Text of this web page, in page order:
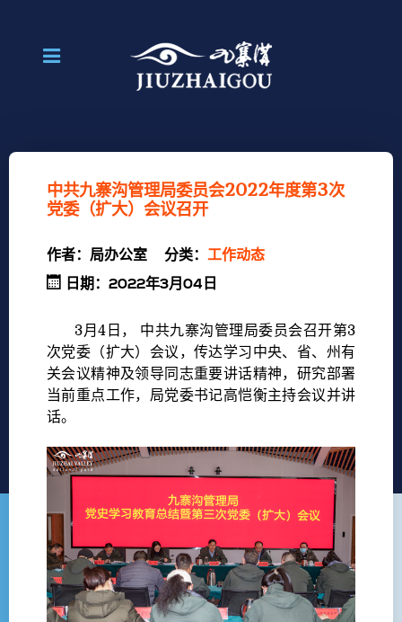
中共九寨沟管理局委员会2022年度第3次
党委（扩大）会议召开
作者： 局办公室 分类： 工作动态
日期：2022年3月04日
3月4日， 中共九寨沟管理局委员会召开第3
次党委（扩大）会议，传达学习中央、省、州有
关会议精神及领导同志重要讲话精神，研究部署
当前重点工作，局党委书记高恺衡主持会议并讲
话。